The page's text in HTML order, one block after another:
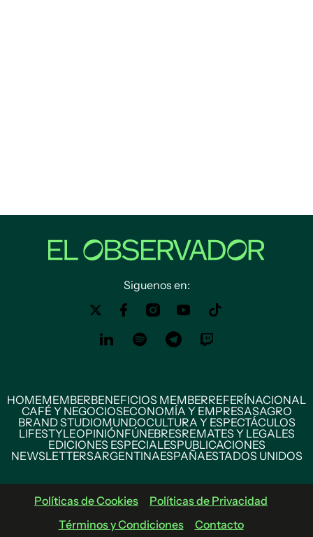
Siguenos en:
HOMEMEMBERBENEFICIOS MEMBERREFERÍNACIONAL
CAFÉ Y NEGOCIOSECONOMÍA Y EMPRESASAGRO
BRAND STUDIOMUNDOCULTURA Y ESPECTÁCULOS
LIFESTYLEOPINIÓNFÚNEBRESREMATES Y LEGALES
EDICIONES ESPECIALESPUBLICACIONES
NEWSLETTERSARGENTINAESPAÑAESTADOS UNIDOS
Políticas de Cookies
Políticas de Privacidad
Términos y Condiciones
Contacto